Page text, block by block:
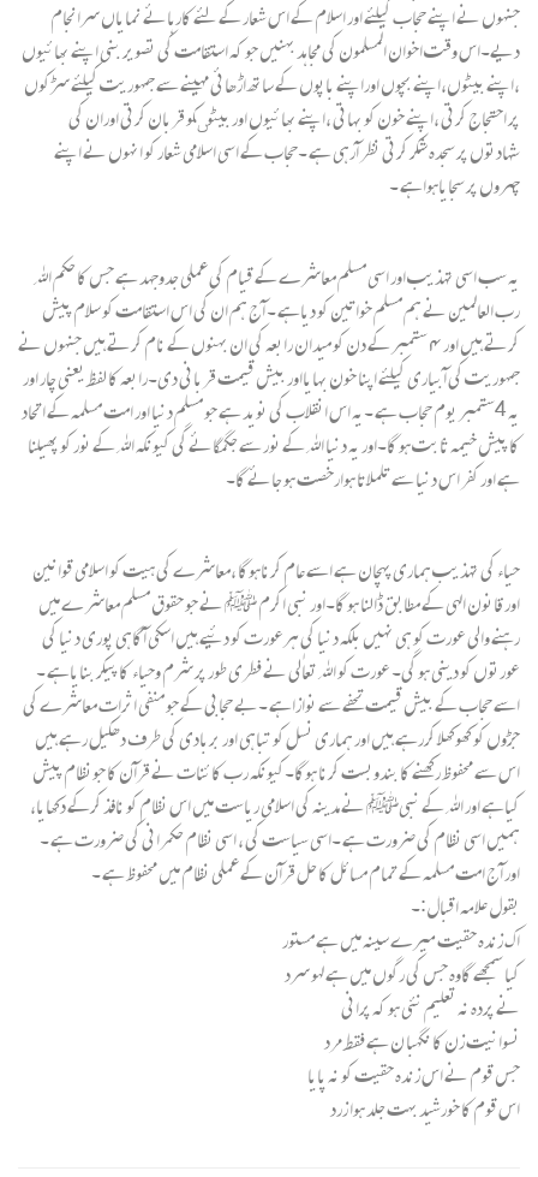
جنہوں نے اپنے حجاب کیلئے اور اسلام کے اس شعار کے لئے کار ہائے نمایاں سرانجام
دیے۔اس وقت اخوان المسلمون کی مجاہد بہنیں جو کہ استقامت کی تصویر بنی اپنے بھائیوں
،اپنے بیٹوں،اپنے بچوں اوراپنے باپوں کے ساتھ اڑھائی مہینے سے جمہوریت کیلئے سڑکوں
پر احتجاج کرتی ،اپنے خون کو بہاتی ،اپنے بھائیوں اور بیٹوںکو قربان کرتی اوران کی
شہادتوں پر سجدہ شکر کرتی نظر آرہی ہے ۔حجاب کے اسی اسلامی شعار کو انہوں نے اپنے
چہروں پر سجایاہواہے ۔
یہ سب اسی تہذیب اور اسی مسلم معاشرے کے قیام کی عملی جدوجہد ہے جس کا حکم اﷲ
رب العالمین نے ہم مسلم خواتین کو دیاہے ۔ آج ہم ان کی اس استقامت کو سلام پیش
کرتے ہیں اور ۴ ستمبر کے دن کو میدان رابعہ کی ان بہنوں کے نام کرتے ہیں جنہوں نے
جمہوریت کی آبیاری کیلئے اپنا خون بہایااور بیش قیمت قربانی دی۔رابعہ کا لفظ یعنی چار اور
یہ 4ستمبر یوم حجاب ہے ۔یہ اس انقلاب کی نوید ہے جو مسلم دنیا اور امت مسلمہ کے اتحاد
کا پیش خیمہ ثابت ہو گا۔اور یہ دنیا اﷲ کے نور سے جگمگائے گی کیونکہ اﷲ کے نور کو پھیلنا
ہے اور کفر اس دنیا سے تلملاتا ہوارخصت ہو جائے گا۔
حیاء کی تہذیب ہماری پہچان ہے اسے عام کرناہوگا ،معاشرے کی ہیت کو اسلامی قوانین
اور قانون الہی کے مطابق ڈالنا ہو گا۔اور نبی اکرم ﷺ نے جو حقوق مسلم معاشر ے میں
رہنے والی عورت کو ہی نہیں بلکہ دنیا کی ہرعورت کو دئیے ہیں اسکی آگاہی پوری دنیا کی
عورتوں کو دینی ہو گی۔ عورت کو اﷲ تعالٰی نے فطری طور پر شرم وحیاء کا پیکر بنایاہے ۔
اسے حجاب کے بیش قیمت تحفے سے نوازاہے ۔بے حجابی کے جو منفی اثرات معاشرے کی
جڑوں کو کھوکھلا کررہے ہیں اور ہماری نسل کو تباہی اور بربادی کی طرف دھکیل رہے ہیں
اس سے محفوظ رکھنے کا بندوبست کرنا ہوگا۔کیونکہ رب کائنات نے قرآن کا جونظام پیش
کیاہے اور اﷲ کے نبیﷺ نے مدینہ کی اسلامی ریاست میں اس نظام کو نافذ کرکے دکھایا،
ہمیں اسی نظام کی ضرورت ہے ۔اسی سیاست کی ، اسی نظام حکمرانی کی ضرورت ہے ۔
اور آج امت مسلمہ کے تمام مسائل کا حل قرآن کے عملی نظام میں محفوظ ہے ۔
بقول علامہ اقبال:۔
اک زندہ حقیت میرے سینہ میں ہے مستور
کیا سمجھے گاوہ جس کی رگوں میں ہے لہو سرد
نے پردہ نہ تعلیم نئی ہو کہ پرانی
نسوانیت زن کا نگہبا ن ہے فقط مرد
جس قوم نے اس زندہ حقیت کو نہ پایا
اس قوم کا خورشید بہت جلد ہوا زرد